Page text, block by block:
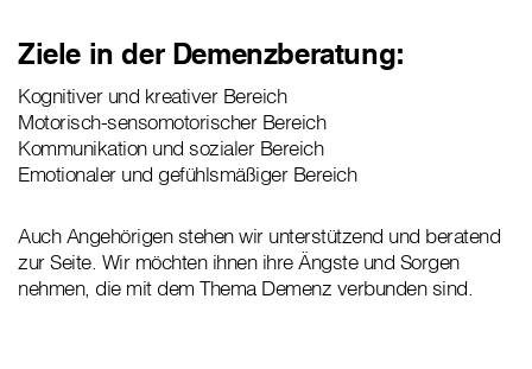
Ziele in der Demenzberatung:
Kognitiver und kreativer Bereich
Motorisch-sensomotorischer Bereich
Kommunikation und sozialer Bereich
Emotionaler und gefühlsmäßiger Bereich
Auch Angehörigen stehen wir unterstützend und beratend
zur Seite. Wir möchten ihnen ihre Ängste und Sorgen
nehmen, die mit dem Thema Demenz verbunden sind.